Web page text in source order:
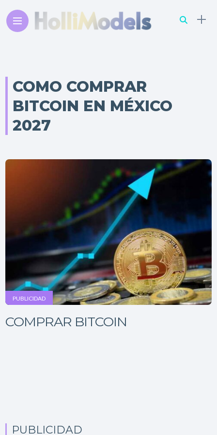
COMO COMPRAR
BITCOIN EN MÉXICO
2027
PUBLICIDAD
COMPRAR BITCOIN
PUBLICIDAD